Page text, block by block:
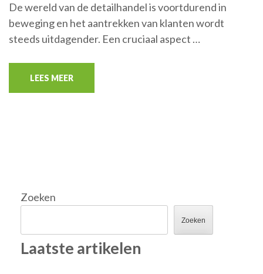
De wereld van de detailhandel is voortdurend in
beweging en het aantrekken van klanten wordt
steeds uitdagender. Een cruciaal aspect …
LEES MEER
Zoeken
Zoeken
Laatste artikelen